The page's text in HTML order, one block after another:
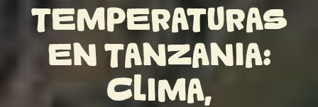
TEMPERATURAS
EN TANZANIA:
CLIMA,